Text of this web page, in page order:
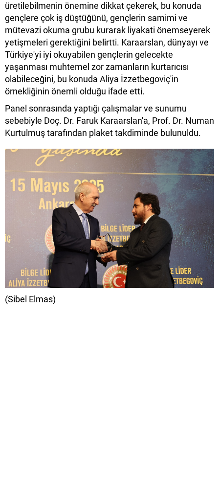
üretilebilmenin önemine dikkat çekerek, bu konuda
gençlere çok iş düştüğünü, gençlerin samimi ve
mütevazi okuma grubu kurarak liyakati önemseyerek
yetişmeleri gerektiğini belirtti. Karaarslan, dünyayı ve
Türkiye'yi iyi okuyabilen gençlerin gelecekte
yaşanması muhtemel zor zamanların kurtarıcısı
olabileceğini, bu konuda Aliya İzzetbegoviç'in
örnekliğinin önemli olduğu ifade etti.
Panel sonrasında yaptığı çalışmalar ve sunumu
sebebiyle Doç. Dr. Faruk Karaarslan'a, Prof. Dr. Numan
Kurtulmuş tarafından plaket takdiminde bulunuldu.
(Sibel Elmas)